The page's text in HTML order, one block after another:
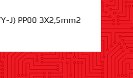
J) PP00 3X2,5mm2